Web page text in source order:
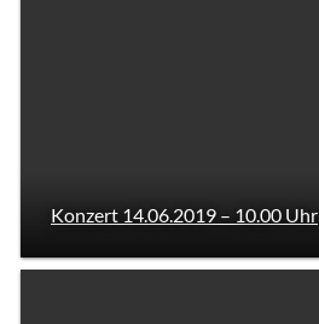
Konzert 14.06.2019 – 10.00 Uhr